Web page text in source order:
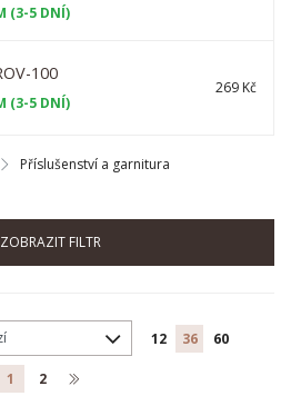
(3-5 DNÍ)
100
(3-5 DNÍ)
269 Kč
Příslušenství a garnitura
ZOBRAZIT FILTR
12 36 60
1 2